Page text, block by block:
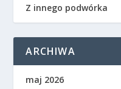
Z innego podwórka
ARCHIWA
maj 2026